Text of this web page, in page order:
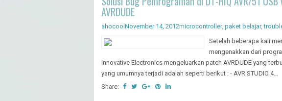
AVRDUDE
ahocoolNovember 14, 2012microcontroller, paket belajar,
Setelah beberapa kali
mengenakkan dari
Innovative Electronics mengeluarkan patch AVRDUDE yang
yang umumnya terjadi adalah seperti berikut : - AVR STUDIO 4...
Share: